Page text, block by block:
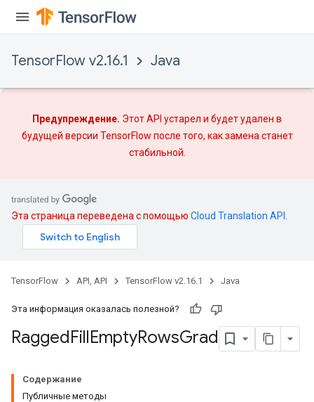
TensorFlow v2.16.1 Java
Предупреждение. Этот API устарел и будет удален в
будущей версии TensorFlow после того, какзамена станет
стабильной.
Эта страница переведена с помощью Cloud Translation API
TensorFlow API, API TensorFlow v2.16.1 Java
Эта информация оказалась полезной?
RaggedFillEmptyRowsGrad
Содержание
Публичные методы